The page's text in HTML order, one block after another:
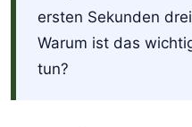
ersten Sekunden
Warum ist das
tun?